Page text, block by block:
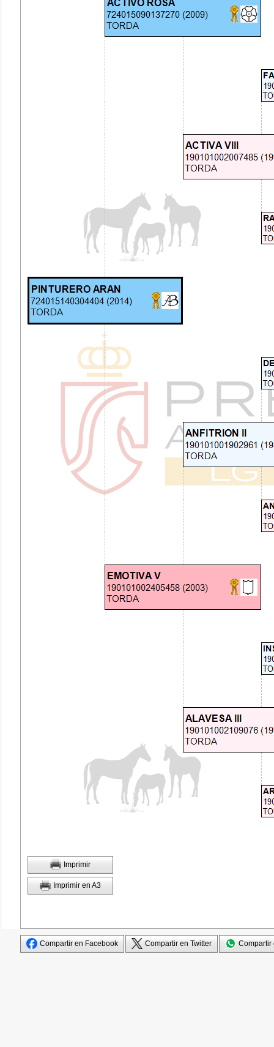
Imprimir
Imprimir en A3
Compartir en Facebook Compartir en Twitter Compartir